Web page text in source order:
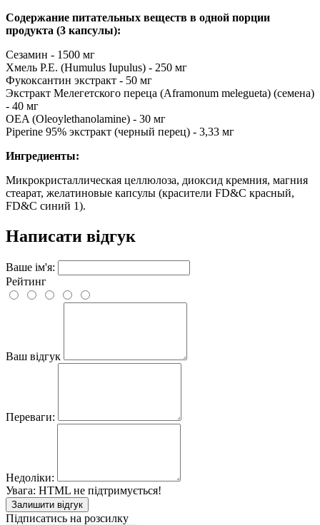
Содержание питательных веществ в одной порции
продукта (3 капсулы):
Сезамин - 1500 мг
Хмель Р.Е. (Humulus Iupulus) - 250 мг
Фукоксантин экстракт - 50 мг
Экстракт Мелегетского переца (Aframonum melegueta) (семена)
- 40 мг
OEA (Oleoylethanolamine) - 30 мг
Piperine 95% экстракт (черный перец) - 3,33 мг
Ингредиенты:
Микрокристаллическая целлюлоза, диоксид кремния, магния
стеарат, желатиновые капсулы (красители FD&C красный,
FD&C синий 1).
Написати відгук
Ваше ім'я:
Рейтинг
Ваш відгук
Переваги:
Недоліки:
Увага: HTML не підтримується!
Залишити відгук
Підписатись на розсилку